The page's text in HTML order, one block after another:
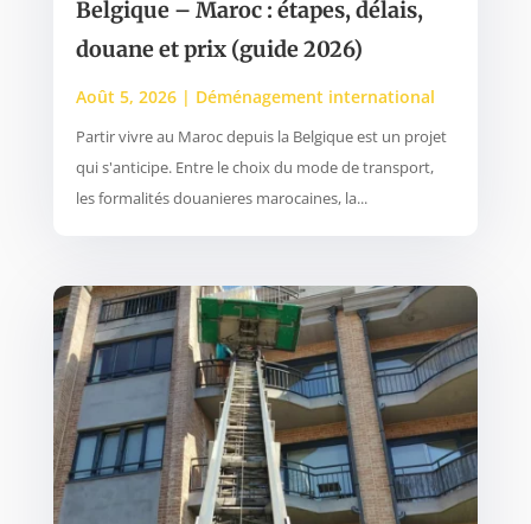
Belgique – Maroc : étapes, délais,
douane et prix (guide 2026)
Août 5, 2026| Déménagement international
Partir vivre au Maroc depuis la Belgique est un projet
qui s'anticipe. Entre le choix du mode de transport,
les formalités douanieres marocaines, la...